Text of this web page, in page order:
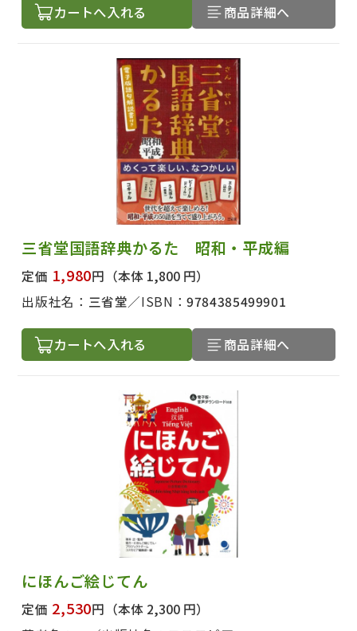
カートへ入れる 商品詳細へ
三省堂国語辞典かるた 昭和・平成編
定価 1,980円 （本体 1,800 円）
出版社名： 三省堂 ISBN：9784385499901
カートへ入れる 商品詳細へ
にほんご絵じてん
定価 2,530円 （本体 2,300 円）